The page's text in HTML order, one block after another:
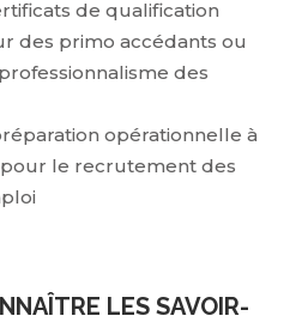
de qualification
des primo accédants ou
des
opérationnelle à
le recrutement des
LES SAVOIR-